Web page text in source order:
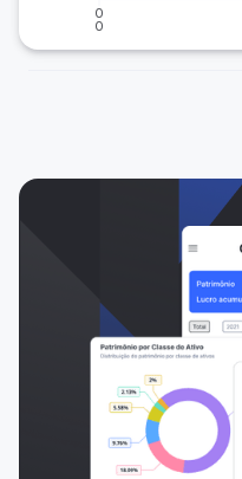
0
0